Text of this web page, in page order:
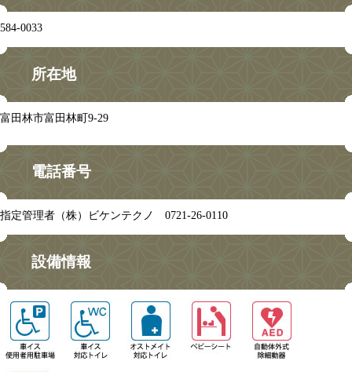
584-0033
所在地
富田林市富田林町9-29
電話番号
指定管理者（株）ビケンテクノ 0721-26-0110
設備情報